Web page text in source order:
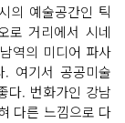
의 예술공간인 틱
로 거리에서 시네
역의 미디어 파사
여기서 공공미술
다. 번화가인 강남
다른 느낌으로 다